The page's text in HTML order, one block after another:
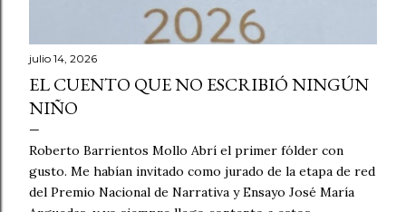
julio 14, 2026
EL CUENTO QUE NO ESCRIBIÓ NINGÚN
NIÑO
Roberto Barrientos Mollo Abrí el primer fólder con
gusto. Me habían invitado como jurado de la etapa de red
del Premio Nacional de Narrativa y Ensayo José María